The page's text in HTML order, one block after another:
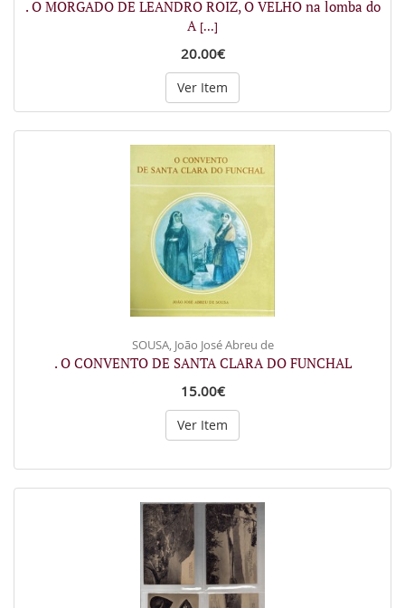
. O MORGADO DE LEANDRO ROIZ, O VELHO na lomba do
A [...]
20.00€
Ver Item
SOUSA, João José Abreu de
. O CONVENTO DE SANTA CLARA DO FUNCHAL
15.00€
Ver Item